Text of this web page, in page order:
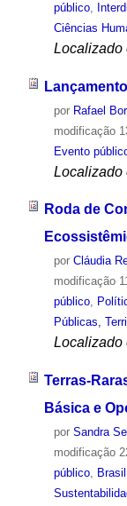
público,
Ciências
Localizado
por Rafael
modificação
Evento
Localizado
Roda de
por Cláudia
modificação
público,
Públicas,
Localizado
Terras-
Básica e
por Sandra
modificação
público, Brasil